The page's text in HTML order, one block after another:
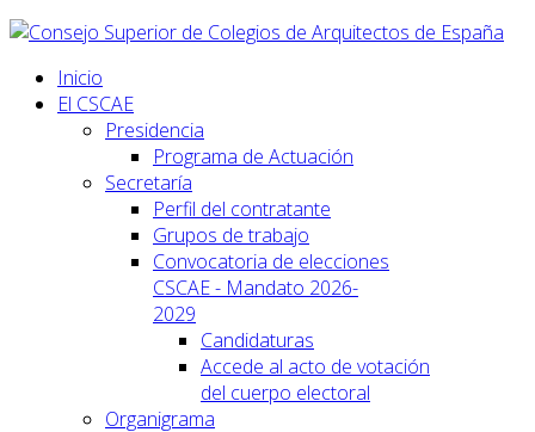
Inicio
El CSCAE
Presidencia
Programa de Actuación
Secretaría
Perfil del contratante
Grupos de trabajo
Convocatoria de elecciones
CSCAE - Mandato 2026-
2029
Candidaturas
Accede al acto de votación
del cuerpo electoral
Organigrama